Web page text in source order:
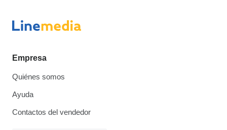
Empresa
Quiénes somos
Ayuda
Contactos del vendedor